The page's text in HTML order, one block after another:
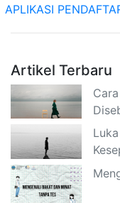
APLIKASI
Artikel Terbaru